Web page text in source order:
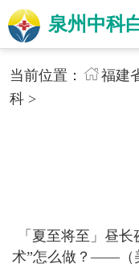
泉州中科
当前位置： 福建
科>
「夏至将至」昼
术”怎么做？——（